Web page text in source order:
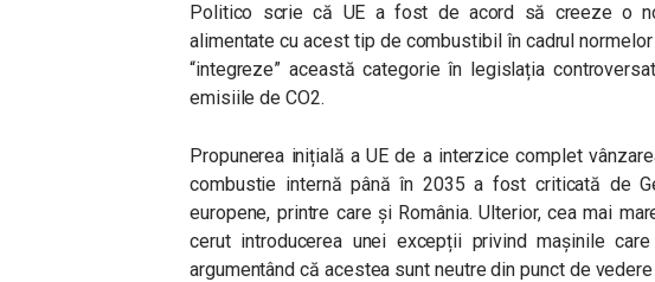
Politico scrie că UE a fost de acord să creeze o
alimentate cu acest tip de combustibil în cadrul
“integreze” această categorie în legislația
emisiile de CO2.
Propunerea inițială a UE de a interzice complet
combustie internă până în 2035 a fost criticată de
europene, printre care și România. Ulterior, cea mai
cerut introducerea unei excepții privind mașinile
argumentând că acestea sunt neutre din punct de